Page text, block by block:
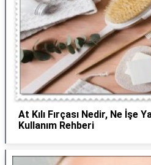
At Kılı Fırçası Nedir, Ne İşe
Kullanım Rehberi